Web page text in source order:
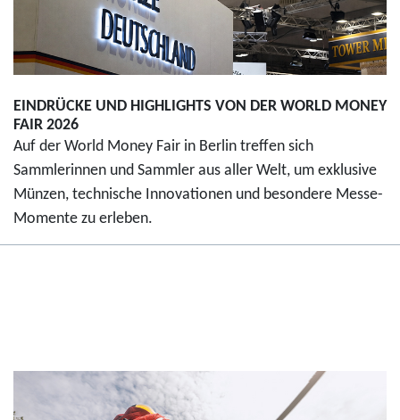
EINDRÜCKE UND HIGHLIGHTS VON DER WORLD MONEY
FAIR 2026
Auf der World Money Fair in Berlin treffen sich
Sammlerinnen und Sammler aus aller Welt, um exklusive
Münzen, technische Innovationen und besondere Messe-
Momente zu erleben.